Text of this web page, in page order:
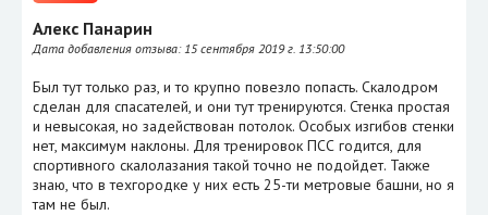
Алекс Панарин
Дата добавления отзыва: 15 сентября 2019 г. 13:50:00
Был тут только раз, и то крупно повезло попасть. Скалодром
сделан для спасателей, и они тут тренируются. Стенка простая
и невысокая, но задействован потолок. Особых изгибов стенки
нет, максимум наклоны. Для тренировок ПСС годится, для
спортивного скалолазания такой точно не подойдет. Также
знаю, что в техгородке у них есть 25-ти метровые башни, но я
там не был.